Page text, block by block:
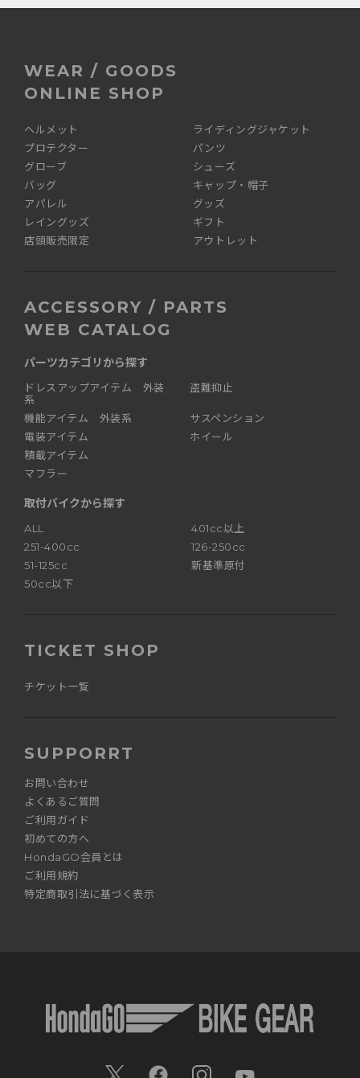
WEAR / GOODS
ONLINE SHOP
ヘルメット
ライディングジャケット
プロテクター
パンツ
グローブ
シューズ
バッグ
キャップ・帽子
アパレル
グッズ
レイングッズ
ギフト
店頭販売限定
アウトレット
ACCESSORY / PARTS
WEB CATALOG
パーツカテゴリから探す
ドレスアップアイテム 外装
系
機能アイテム 外装系
電装アイテム
積載アイテム
マフラー
盗難抑止
サスペンション
ホイール
取付バイクから探す
ALL
401cc以上
251-400cc
126-250cc
51-125cc
新基準原付
50cc以下
TICKET SHOP
チケット一覧
SUPPORRT
お問い合わせ
よくあるご質問
ご利用ガイド
初めての方へ
HondaGO会員とは
ご利用規約
特定商取引法に基づく表示